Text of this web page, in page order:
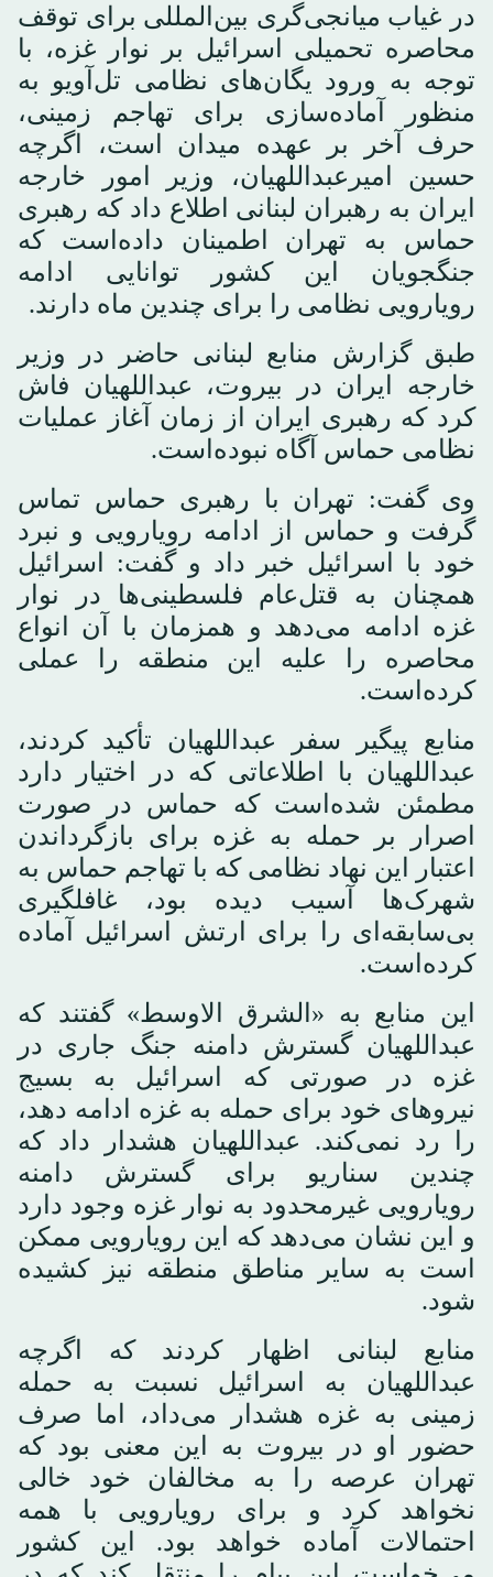
در غیاب میانجی‌گری بین‌المللی برای توقف
محاصره تحمیلی اسرائیل بر نوار غزه، با
توجه به ورود یگان‌های نظامی تل‌آویو به
منظور آماده‌سازی برای تهاجم زمینی،
حرف آخر بر عهده میدان است، اگرچه
حسین امیرعبداللهیان، وزیر امور خارجه
ایران به رهبران لبنانی اطلاع داد که رهبری
حماس به تهران اطمینان داده‌است که
جنگجویان این کشور توانایی ادامه
رویارویی نظامی را برای چندین ماه دارند.
طبق گزارش منابع لبنانی حاضر در وزیر
خارجه ایران در بیروت، عبداللهیان فاش
کرد که رهبری ایران از زمان آغاز عملیات
نظامی حماس آگاه نبوده‌است.
وی گفت: تهران با رهبری حماس تماس
گرفت و حماس از ادامه رویارویی و نبرد
خود با اسرائیل خبر داد و گفت: اسرائیل
همچنان به قتل‌عام فلسطینی‌ها در نوار
غزه ادامه می‌دهد و همزمان با آن انواع
محاصره را علیه این منطقه را عملی
کرده‌است.
منابع پیگیر سفر عبداللهیان تأکید کردند،
عبداللهیان با اطلاعاتی که در اختیار دارد
مطمئن شده‌است که حماس در صورت
اصرار بر حمله به غزه برای بازگرداندن
اعتبار این نهاد نظامی که با تهاجم حماس به
شهرک‌ها آسیب دیده بود، غافلگیری
بی‌سابقه‌ای را برای ارتش اسرائیل آماده
کرده‌است.
این منابع به «الشرق الاوسط» گفتند که
عبداللهیان گسترش دامنه جنگ جاری در
غزه در صورتی که اسرائیل به بسیج
نیروهای خود برای حمله به غزه ادامه دهد،
را رد نمی‌کند. عبداللهیان هشدار داد که
چندین سناریو برای گسترش دامنه
رویارویی غیرمحدود به نوار غزه وجود دارد
و این نشان می‌دهد که این رویارویی ممکن
است به سایر مناطق منطقه نیز کشیده
شود.
منابع لبنانی اظهار کردند که اگرچه
عبداللهیان به اسرائیل نسبت به حمله
زمینی به غزه هشدار می‌داد، اما صرف
حضور او در بیروت به این معنی بود که
تهران عرصه را به مخالفان خود خالی
نخواهد کرد و برای رویارویی با همه
احتمالات آماده خواهد بود. این کشور